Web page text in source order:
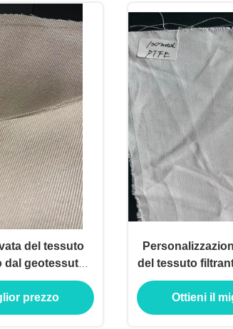
del tessuto
dal geotessuto
di PPS
prezzo
del tessuto
il filtro
Ottieni il